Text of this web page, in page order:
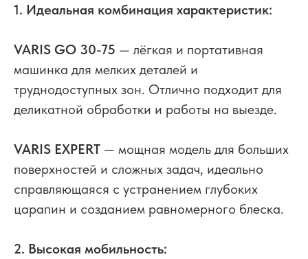
1. Идеальная комбинация характеристик:
VARIS GO 30-75 — лёгкая и портативная
машинка для мелких деталей и
труднодоступных зон. Отлично подходит для
деликатной обработки и работы на выезде.
VARIS EXPERT — мощная модель для больших
поверхностей и сложных задач, идеально
справляющаяся с устранением глубоких
царапин и созданием равномерного блеска.
2. Высокая мобильность: